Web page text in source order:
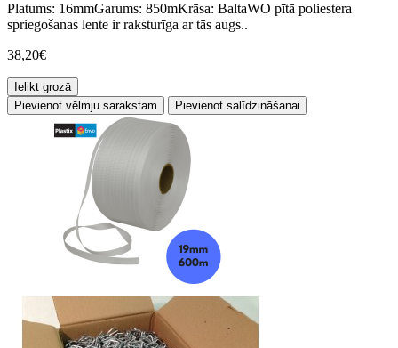
Platums: 16mmGarums: 850mKrāsa: BaltaWO pītā poliestera
spriegošanas lente ir raksturīga ar tās augs..
38,20€
Ielikt grozā
Pievienot vēlmju sarakstam
Pievienot salīdzināšanai